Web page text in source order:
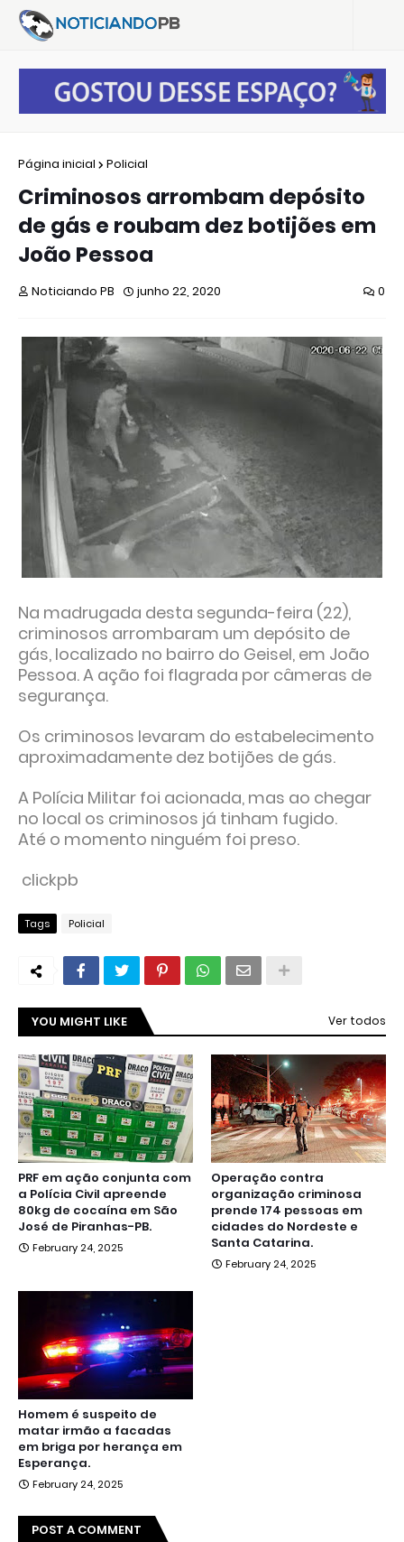
Página inicial Policial
Criminosos arrombam depósito
de gás e roubam dez botijões em
João Pessoa
Noticiando PB junho 22, 2020 0
Na madrugada desta segunda-feira (22),
criminosos arrombaram um depósito de
gás, localizado no bairro do Geisel, em João
Pessoa. A ação foi flagrada por câmeras de
segurança.
Os criminosos levaram do estabelecimento
aproximadamente dez botijões de gás.
A Polícia Militar foi acionada, mas ao chegar
no local os criminosos já tinham fugido.
Até o momento ninguém foi preso.
clickpb
Tags Policial
YOU MIGHT LIKE Ver todos
PRF em ação conjunta com
a Polícia Civil apreende
80kg de cocaína em São
José de Piranhas-PB.
February 24, 2025
Operação contra
organização criminosa
prende 174 pessoas em
cidades do Nordeste e
Santa Catarina.
February 24, 2025
Homem é suspeito de
matar irmão a facadas
em briga por herança em
Esperança.
February 24, 2025
POST A COMMENT